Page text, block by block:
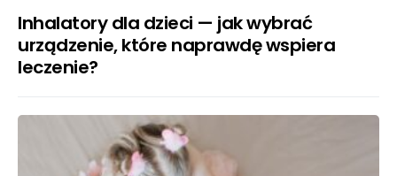
Inhalatory dla dzieci — jak wybrać
urządzenie, które naprawdę wspiera
leczenie?